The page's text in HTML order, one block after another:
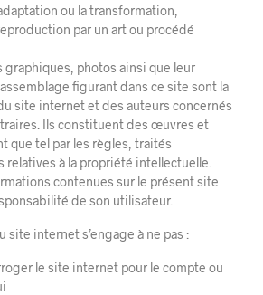
ou la transformation,
par un art ou procédé
graphiques, photos ainsi que leur
figurant dans ce site sont la
site internet et des auteurs concernés
Ils constituent des œuvres et
que tel par les règles, traités
relatives à la propriété intellectuelle.
contenues sur le présent site
de son utilisateur.
site internet s’engage à ne pas :
le site internet pour le compte ou